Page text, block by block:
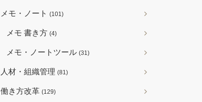
メモ・ノート (101)
メモ 書き方 (4)
メモ・ノートツール (31)
人材・組織管理 (81)
働き方改革 (129)